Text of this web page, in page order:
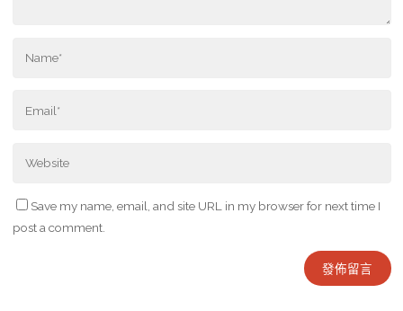
Save my name, email, and site URL in my browser for next time I
post a comment.